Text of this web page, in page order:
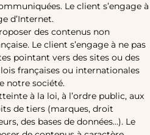
Le client s’engage à
d’Internet.
des contenus non
Le client s’engage à ne pas
pointant vers des sites ou des
françaises ou internationales
notre société.
à la loi, à l’ordre public, aux
de tiers (marques, droit
des bases de données…). Le